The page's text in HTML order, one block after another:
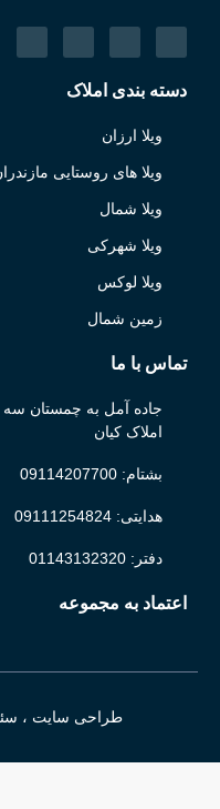
دسته بندی املاک
ویلا ارزان
ویلا های روستایی
ویلا شمال
ویلا شهرکی
ویلا لوکس
زمین شمال
تماس با ما
املاک کیان
بشتام: 09114207700
هدایتی: 09111254824
دفتر: 01143132320
اعتماد به مجموعه
طراحی سایت ،